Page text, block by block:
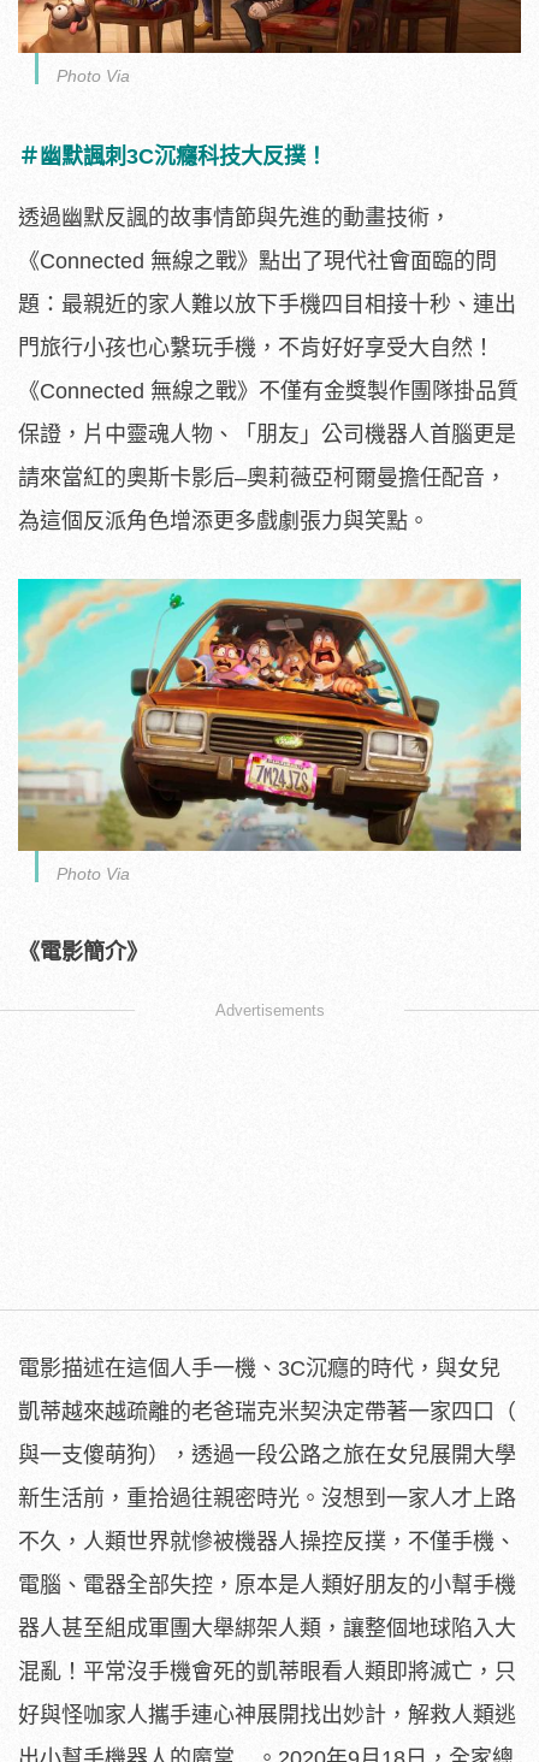
Photo Via
＃幽默諷刺3C沉癮科技大反撲！
透過幽默反諷的故事情節與先進的動畫技術，
《Connected 無線之戰》點出了現代社會面臨的問
題： 最親近的家人難以放下手機四目相接十秒、 連出
門旅行小孩也心繫玩手機，不肯好好享受大自然！
《Connected 無線之戰》不僅有金獎製作團隊掛品質
保證，片中靈魂人物、「 朋友」公司機器人首腦更是
請來當紅的奧斯卡影后–奧莉薇亞柯爾曼擔任配音，
為這個反派角色增添更多戲劇張力與笑點。
Photo Via
《電影簡介》
Advertisements
電影描述在這個人手一機、3C沉癮的時代， 與女兒
凱蒂越來越疏離的老爸瑞克米契決定帶著一家四口（
與一支傻萌狗），透過一段公路之旅在女兒展開大學
新生活前， 重拾過往親密時光。沒想到一家人才上路
不久， 人類世界就慘被機器人操控反撲，不僅手機、
電腦、電器全部失控， 原本是人類好朋友的小幫手機
器人甚至組成軍團大舉綁架人類， 讓整個地球陷入大
混亂！平常沒手機會死的凱蒂眼看人類即將滅亡， 只
好與怪咖家人攜手連心神展開找出妙計， 解救人類逃